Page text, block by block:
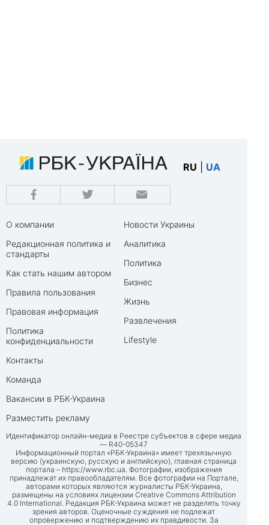
RU UA
О компании
Редакционная политика и
стандарты
Как стать нашим автором
Правила пользования
Правовая информация
Политика
конфиденциальности
Контакты
Команда
Вакансии в РБК-Украина
Разместить рекламу
Новости Украины
Аналитика
Политика
Бизнес
Жизнь
Развлечения
Lifestyle
Идентификатор онлайн-медиа в Реестре субъектов в сфере медиа
— R40-05347
Информационный портал «РБК-Украина» имеет трехязычную
версию (украинскую, русскую и английскую), главная страница
портала – https://www.rbc.ua. Фотографии, изображения
принадлежат их правообладателям. Все фотографии на Портале,
авторами которых являются журналисты РБК-Украина,
размещены на условиях лицензии Creative Commons Attribution
4.0 International. Редакция РБК-Украина может не разделять точку
зрения авторов. Оценочные суждения не подлежат
опровержению и подтверждению их правдивости. За